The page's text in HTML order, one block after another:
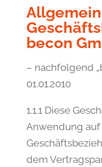
becon
– nachfolgend
01.01.2010
1.1.1 Diese
Anwendung
dem